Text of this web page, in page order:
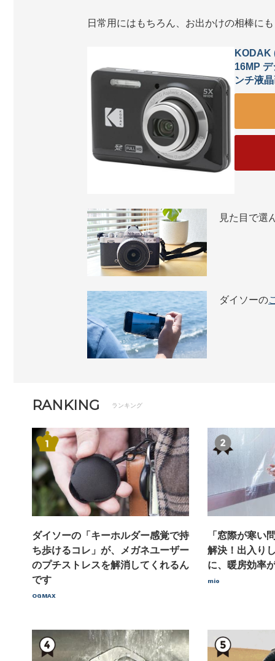
日常用にはもちろん、お出かけの相棒に
KODAK
16MP
ンチ液
見た目で選
ダイソーの
RANKING ランキング
ダイソーの「キーホルダー感覚で持
ち歩けるコレ」が、メガネユーザー
のプチストレスを解消してくれるん
です
OGMAX
「窓際が寒い
解決！出入り
に、暖房効率
mio